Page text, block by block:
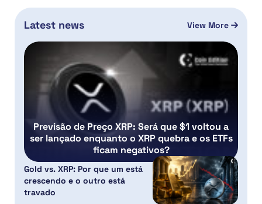
Latest news View More
Previsão de Preço XRP: Será que $1 voltou a
ser lançado enquanto o XRP quebra e os ETFs
ficam negativos?
Gold vs. XRP: Por que um está
crescendo e o outro está
travado